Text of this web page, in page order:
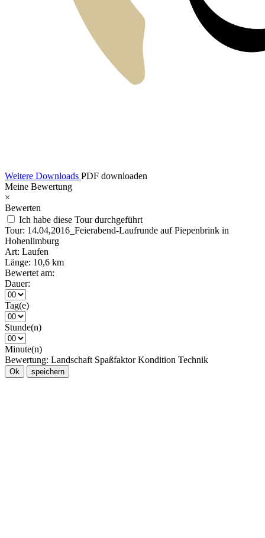
Weitere Downloads PDF downloaden
Meine Bewertung
×
Bewerten
Ich habe diese Tour durchgeführt
Tour: 14.04,2016_Feierabend-Laufrunde auf Piepenbrink in
Hohenlimburg
Art: Laufen
Länge: 10,6 km
Bewertet am:
Dauer:
Tag(e)
Stunde(n)
Minute(n)
Bewertung: Landschaft Spaßfaktor Kondition Technik
Ok speichern